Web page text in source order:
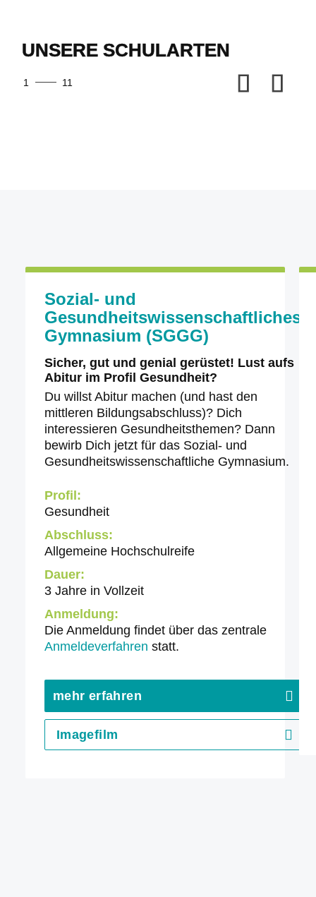
UNSERE SCHULARTEN
1 11
Sozial- und
Gesundheitswissenschaftliches
Gymnasium (SGGG)
Sicher, gut und genial gerüstet! Lust aufs
Abitur im Profil Gesundheit?
Du willst Abitur machen (und hast den
mittleren Bildungsabschluss)? Dich
interessieren Gesundheitsthemen? Dann
bewirb Dich jetzt für das Sozial- und
Gesundheitswissenschaftliche Gymnasium.
Profil:
Gesundheit
Abschluss:
Allgemeine Hochschulreife
Dauer:
3 Jahre in Vollzeit
Anmeldung:
Die Anmeldung findet über das zentrale
Anmeldeverfahren statt.
mehr erfahren
Imagefilm